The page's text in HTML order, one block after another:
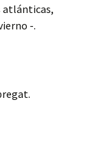
atlánticas,
-.